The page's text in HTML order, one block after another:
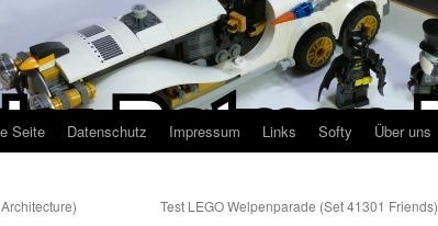
Seite Datenschutz Impressum Links Softy Über uns
Test LEGO Welpenparade (Set 41301 Friends)